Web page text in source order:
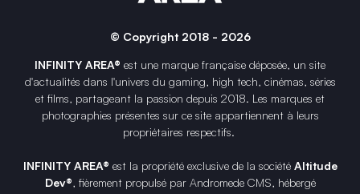
© Copyright 2018 - 2026
INFINITY AREA® est une marque française déposée, un site
d'actualités dans l'univers du gaming, high tech, cinémas, séries
et films, partageant la passion depuis 2018. Les marques et
photographies présentes sur ce site appartiennent à leurs
propriétaires respectifs.
INFINITY AREA® est la propriété exclusive de la société Altitude
Dev®, fièrement propulsé par Andromede CMS, hébergé